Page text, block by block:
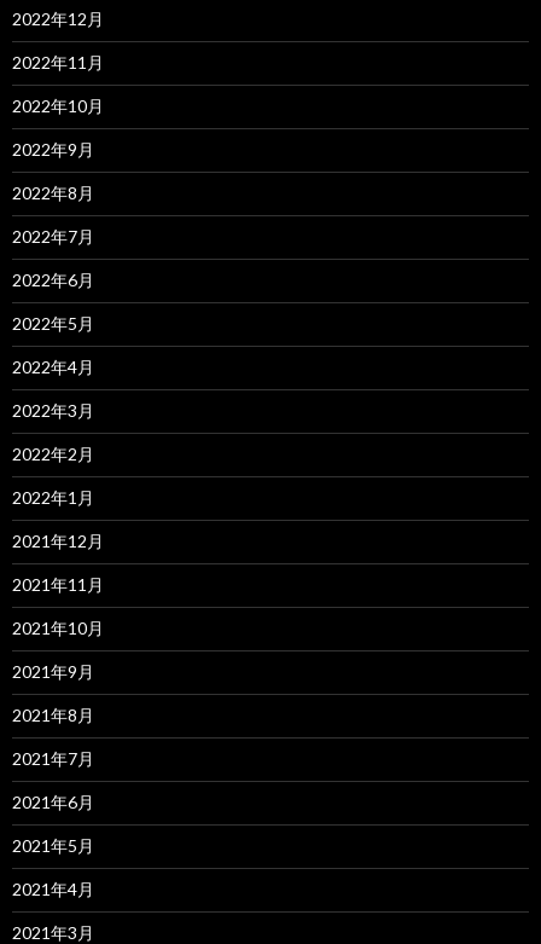
2022年12月
2022年11月
2022年10月
2022年9月
2022年8月
2022年7月
2022年6月
2022年5月
2022年4月
2022年3月
2022年2月
2022年1月
2021年12月
2021年11月
2021年10月
2021年9月
2021年8月
2021年7月
2021年6月
2021年5月
2021年4月
2021年3月